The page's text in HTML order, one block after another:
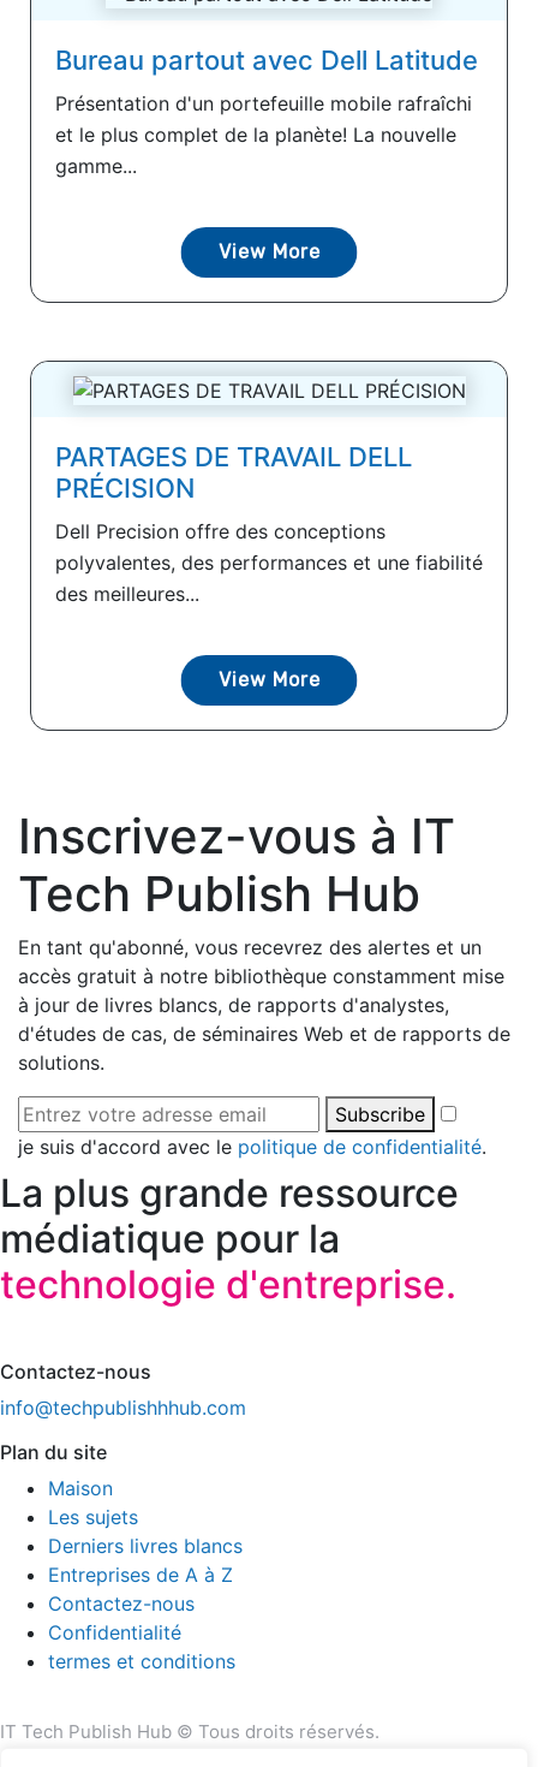
Bureau partout avec Dell Latitude
Présentation d'un portefeuille mobile rafraîchi
et le plus complet de la planète! La nouvelle
gamme...
View More
PARTAGES DE TRAVAIL DELL
PRÉCISION
Dell Precision offre des conceptions
polyvalentes, des performances et une fiabilité
des meilleures...
View More
Inscrivez-vous à IT
Tech Publish Hub
En tant qu'abonné, vous recevrez des alertes et un
accès gratuit à notre bibliothèque constamment mise
à jour de livres blancs, de rapports d'analystes,
d'études de cas, de séminaires Web et de rapports de
solutions.
Subscribe
je suis d'accord avec le politique de confidentialité.
La plus grande ressource
médiatique pour la
technologie d'entreprise.
Contactez-nous
info@techpublishhhub.com
Plan du site
Maison
Les sujets
Derniers livres blancs
Entreprises de A à Z
Contactez-nous
Confidentialité
termes et conditions
IT Tech Publish Hub © Tous droits réservés.